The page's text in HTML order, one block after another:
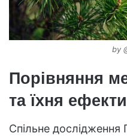
by
Порівняння
та їхня
Спільне дослідження